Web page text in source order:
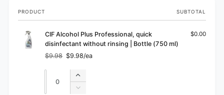
Your
cart
PRODUCT SUBTOTAL
CIF Alcohol Plus Professional, quick
disinfectant without rinsing | Bottle (750 ml)
Regular
price
$9.98
Sale
price
$9.98/ea
$0.00
Quantity
Increase
quantity
Decrease